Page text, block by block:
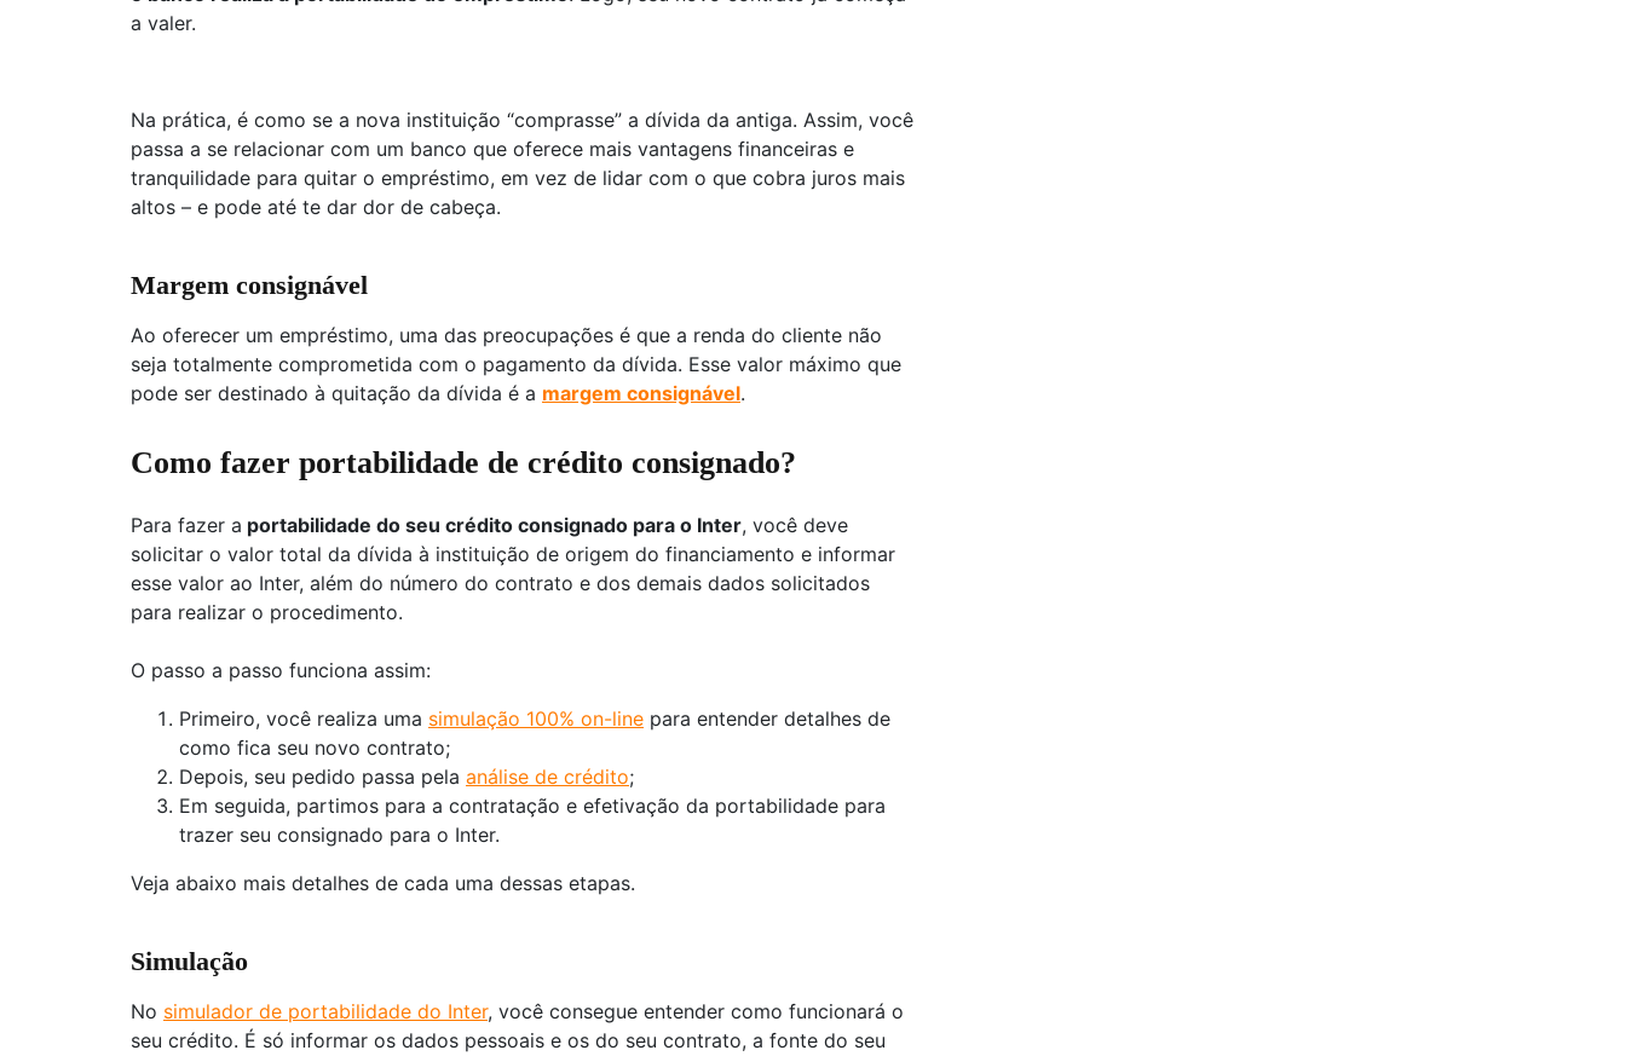
a valer.
Na prática, é como se a nova instituição “comprasse” a dívida da antiga. Assim, você
passa a se relacionar com um banco que oferece mais vantagens financeiras e
tranquilidade para quitar o empréstimo, em vez de lidar com o que cobra juros mais
altos – e pode até te dar dor de cabeça.
Margem consignável
Ao oferecer um empréstimo, uma das preocupações é que a renda do cliente não
seja totalmente comprometida com o pagamento da dívida. Esse valor máximo que
pode ser destinado à quitação da dívida é a margem consignável.
Como fazer portabilidade de crédito consignado?
Para fazer a portabilidade do seu crédito consignado para o Inter, você deve
solicitar o valor total da dívida à instituição de origem do financiamento e informar
esse valor ao Inter, além do número do contrato e dos demais dados solicitados
para realizar o procedimento.
O passo a passo funciona assim:
Primeiro, você realiza uma simulação 100% on-line para entender detalhes de
como fica seu novo contrato;
Depois, seu pedido passa pela análise de crédito;
Em seguida, partimos para a contratação e efetivação da portabilidade para
trazer seu consignado para o Inter.
Veja abaixo mais detalhes de cada uma dessas etapas.
Simulação
No simulador de portabilidade do Inter, você consegue entender como funcionará o
seu crédito. É só informar os dados pessoais e os do seu contrato, a fonte do seu